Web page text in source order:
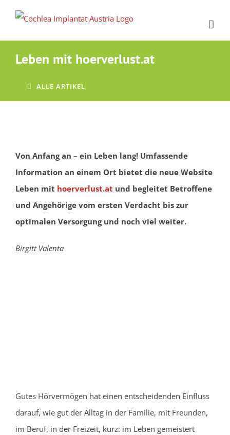
Zum
springen
Leben mit hoerverlust.at
ALLE ARTIKEL
Von Anfang an – ein Leben lang! Umfassende
Information an einem Ort bietet die neue Website
Leben mit hoerverlust.at und begleitet Betroffene
und Angehörige vom ersten Verdacht bis zur
optimalen Versorgung und noch viel weiter.
Birgitt Valenta
Gutes Hörvermögen hat einen entscheidenden Einfluss
darauf, wie gut der Alltag in der Familie, mit Freunden,
im Beruf, in der Freizeit, kurz: im Leben gemeistert